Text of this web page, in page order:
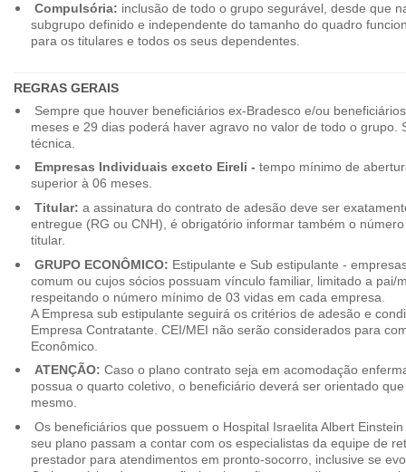
Compulsória: inclusão de todo o grupo segurável, desde que
subgrupo definido e independente do tamanho do quadro
para os titulares e todos os seus dependentes.
REGRAS GERAIS
Sempre que houver beneficiários ex-Bradesco e/ou
meses e 29 dias poderá haver agravo no valor de todo o grupo.
técnica.
Empresas Individuais exceto Eireli - tempo mínimo de
superior à 06 meses.
Titular: a assinatura do contrato de adesão deve ser
entregue (RG ou CNH), é obrigatório informar também o
titular.
GRUPO ECONÔMICO: Estipulante e Sub estipulante -
comum ou cujos sócios possuam vínculo familiar, limitado a pai/
respeitando o número mínimo de 03 vidas em cada empresa.
A Empresa sub estipulante seguirá os critérios de adesão e
Empresa Contratante. CEI/MEI não serão considerados para
Econômico.
ATENÇÃO: Caso o plano contrato seja em acomodação
possua o quarto coletivo, o beneficiário deverá ser orientado
mesmo.
Os beneficiários que possuem o Hospital Israelita Albert
seu plano passam a contar com os especialistas da equipe de
prestador para atendimentos em pronto-socorro, inclusive se